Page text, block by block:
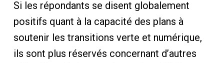
Si les répondants se disent globalement
positifs quant à la capacité des plans à
soutenir les transitions verte et numérique,
ils sont plus réservés concernant d’autres